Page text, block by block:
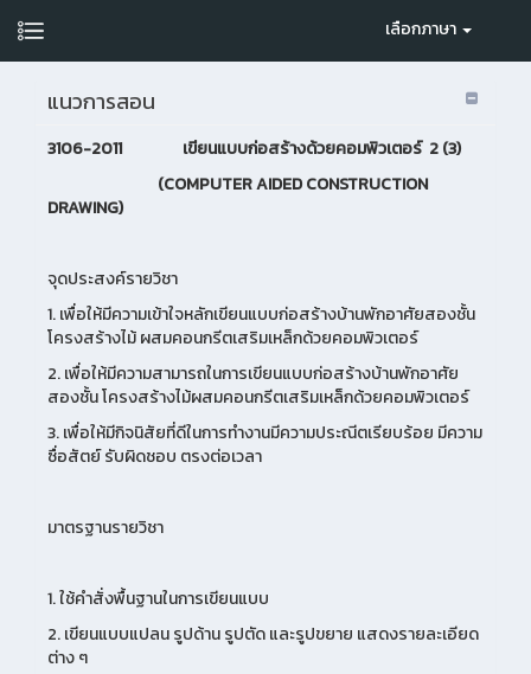
เลือกภาษา
แนวการสอน
3106-2011 เขียนแบบก่อสร้างด้วยคอมพิวเตอร2 (3)
(COMPUTER AIDED CONSTRUCTION
DRAWING)
จุดประสงค์รายวิชา
1. เพื่อให้มีความเข้าใจหลักเขียนแบบก่อสร้างบ้านพักอาศัยสองชั้น
โครงสร้างไม้ ผสมคอนกรีตเสริมเหล็กด้วยคอมพิวเตอร์
2. เพื่อให้มีความสามารถในการเขียนแบบก่อสร้างบ้านพักอาศัย
สองชั้น โครงสร้างไม้ผสมคอนกรีตเสริมเหล็กด้วยคอมพิวเตอร์
3. เพื่อให้มีกิจนิสัยที่ดีในการทำงานมีความประณีตเรียบร้อย มีความ
ซื่อสัตย์ รับผิดชอบ ตรงต่อเวลา
มาตรฐานรายวิชา
1. ใช้คําสั่งพื้นฐานในการเขียนแบบ
2. เขียนแบบแปลน รูปด้าน รูปตัด และรูปขยาย แสดงรายละเอียด
ต่าง ๆ